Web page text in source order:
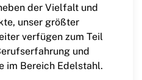
der Vielfalt und
unser größter
verfügen zum Teil
und
im Bereich Edelstahl.